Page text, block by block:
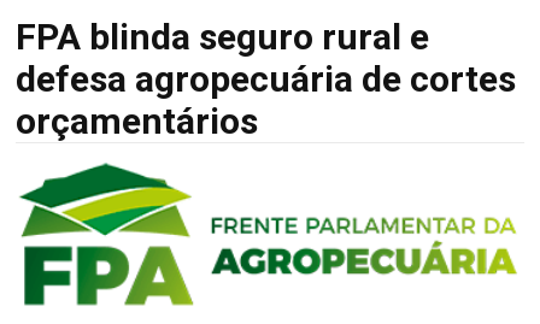
FPA blinda seguro rural e
defesa agropecuária de cortes
orçamentários